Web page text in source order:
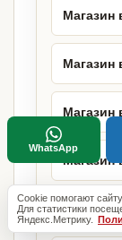
Магазин
Магазин
Магазин
Магазин
Магазин
Cookie помогают
Для статистики
Яндекс.Метрику.
WhatsApp